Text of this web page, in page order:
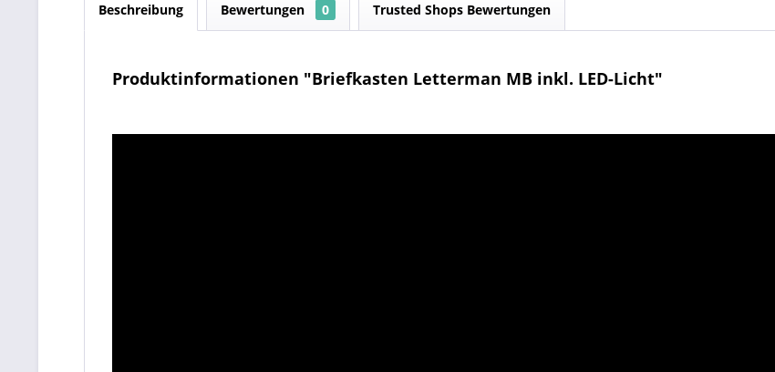
Beschreibung Bewertungen 0 Trusted Shops Bewertungen
Produktinformationen "Briefkasten Letterman MB inkl. LED-Licht"